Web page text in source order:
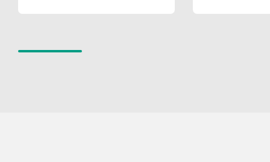
・ 個人情報の取扱状況について定期的な点検及び監査を